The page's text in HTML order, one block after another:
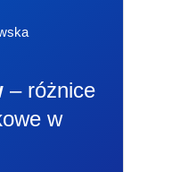
– różnice
w